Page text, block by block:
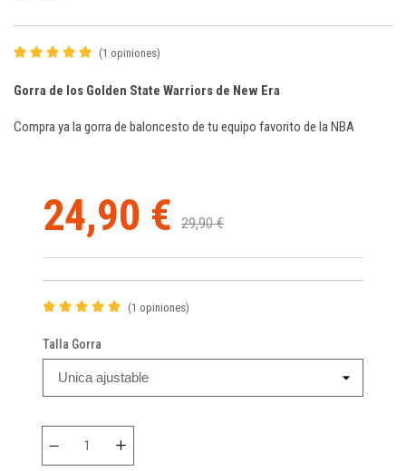
(1 opiniones)
Gorra de los Golden State Warriors de New Era
Compra ya la gorra de baloncesto de tu equipo favorito de la NBA
24,90 € 29,90 €
(1 opiniones)
Talla Gorra